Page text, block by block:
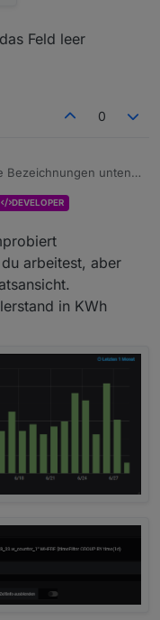
Feld leer
0
Bezeichnungen unten
dann zeigt er nurnoch
nicht .. das
der Monatswert.
DEVELOPER
arbeitest, aber
in KWh